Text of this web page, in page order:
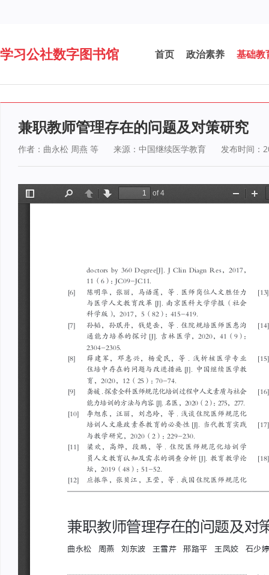
学习公社数字图书馆 首页 政治素养 基础教
兼职教师管理存在的问题及对策研究
作者：曲永松 周燕 等 来源：中国继续医学教育 发布时间：